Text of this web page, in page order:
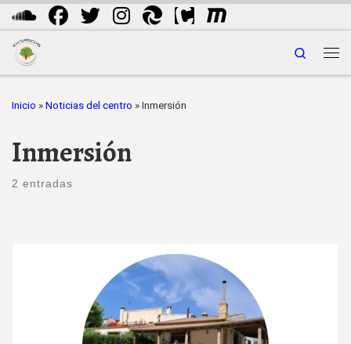
Saltar al contenido
Search
Inicio » Noticias del centro » Inmersión
Inmersión
2 entradas